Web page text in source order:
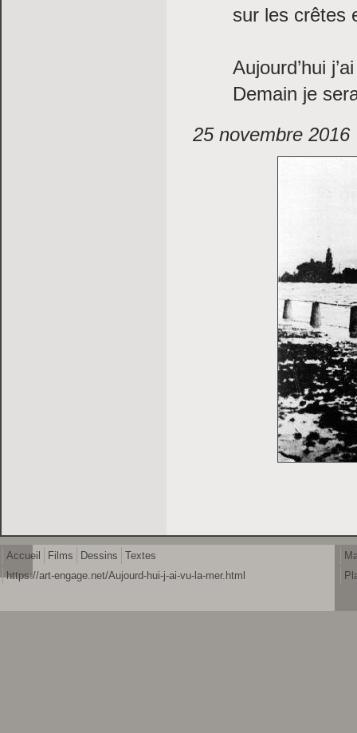
sur les crêtes
Aujourd’hui
Demain je
25 novembre 2016
Accueil Films Dessins
Textes
https://art-engage.net/Aujourd-hui-j-ai-vu-la-mer.html